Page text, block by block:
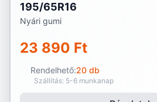
195/65R16
Nyári gumi
23 890 Ft
Rendelhető:20 db
Szállítás: 5-6 munkanap